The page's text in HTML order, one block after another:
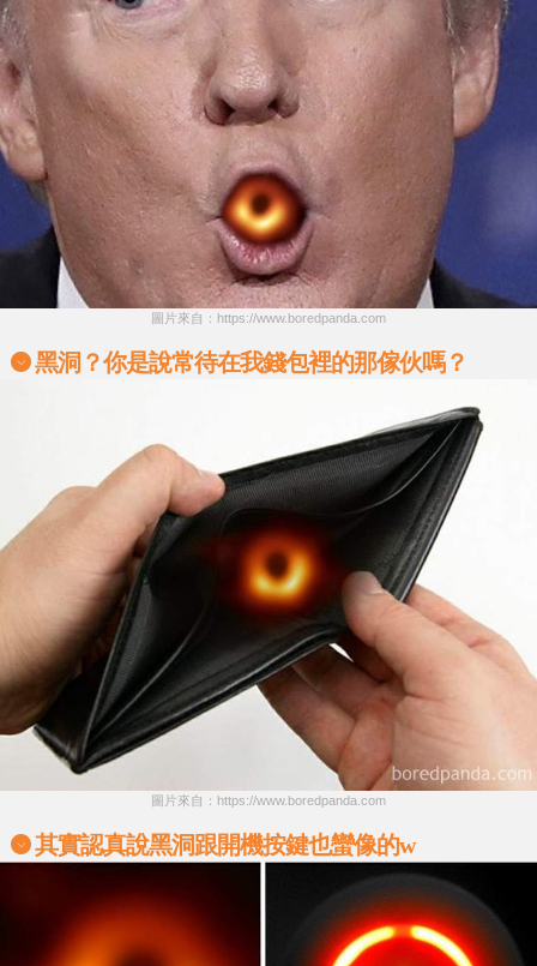
圖片來自：https://www.boredpanda.com
黑洞？你是說常待在我錢包裡的那傢伙嗎？
圖片來自：https://www.boredpanda.com
其實認真說黑洞跟開機按鍵也蠻像的w